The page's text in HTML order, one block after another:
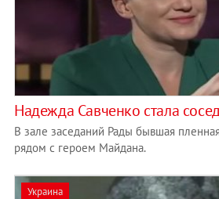
Надежда Савченко стала
В зале заседаний Рады бывшая
рядом с героем Майдана.
Украина